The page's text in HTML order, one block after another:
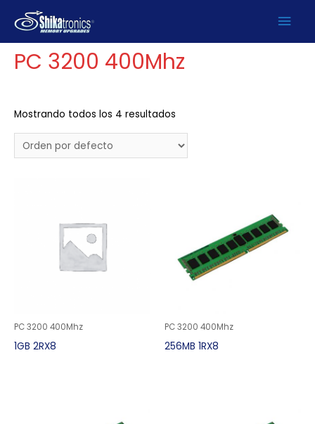
contenido
Inicio/PRODUCTOS
PC 3200 400Mhz
Mostrando todos los 4 resultados
PC 3200 400Mhz
1GB 2RX8
PC 3200 400Mhz
256MB 1RX8